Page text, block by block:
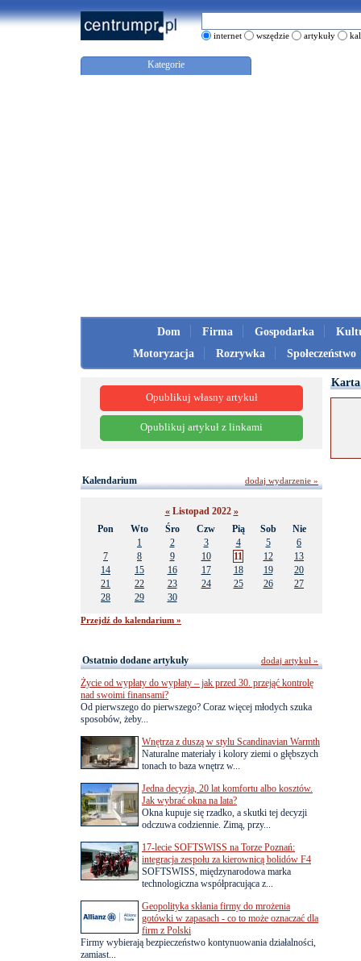
internet wszędzie artykuły
Kategorie
Dom Firma Gospodarka
Motoryzacja
Rozrywka Społeczeństwo
Karta
Opublikuj własny artykuł
Opublikuj artykuł z linkami
Kalendarium
«Listopad 2022 »
Pon
Wto Śro Czw Pią Sob
Nie
1
2 3 4 5
6
7
8 9 10 11 12
13
14
15 16 17 18 19
20
21
22 23 24 25 26
27
28
29 30
Przejdź do kalendarium »
dodaj wydarzenie »
Ostatnio dodane artykuły
Życie od wypłaty do wypłaty – jak przed 30. przejąć kontrolę
nad swoimi finansami?
Od pierwszego do pierwszego? Coraz więcej młodych szuka
sposobów, żeby...
Wnętrza z duszą w stylu Scandinavian Warmth
Naturalne materiały i kolory ziemi o głębszych
tonach to baza wnętrz w...
Jedna decyzja, 20 lat komfortu albo kosztów.
Jak wybrać okna na lata?
Okna kupuje się rzadko, a skutki tej decyzji
odczuwa codziennie. Zimą, przy...
17-lecie SOFTSWISS na Torze Poznań:
integracja zespołu za kierownicą bolidów F4
SOFTSWISS, międzynarodowa marka
technologiczna współpracująca z...
Geopolityka skłania firmy do mrożenia
gotówki w zapasach - co to może oznaczać dla
firm z Polski
Firmy wybierają bezpieczeństwo kontynuowania działalności,
zamiast...
dodaj artykuł »